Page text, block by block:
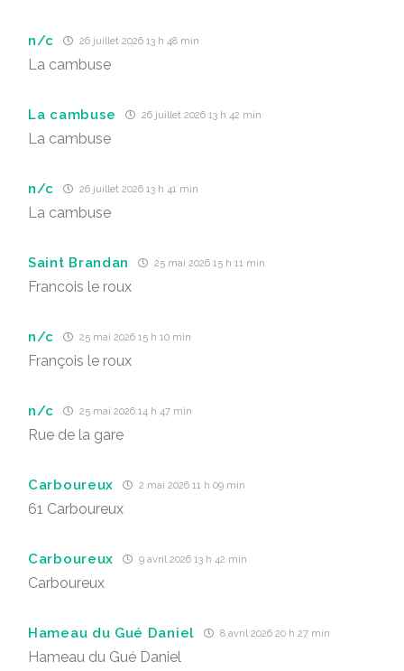
n/c 26 juillet 2026 13 h 48 min
La cambuse
La cambuse 26 juillet 2026 13 h 42 min
La cambuse
n/c 26 juillet 2026 13 h 41 min
La cambuse
Saint Brandan 25 mai 2026 15 h 11 min
Francois le roux
n/c 25 mai 2026 15 h 10 min
François le roux
n/c 25 mai 2026 14 h 47 min
Rue de la gare
Carboureux 2 mai 2026 11 h 09 min
61 Carboureux
Carboureux 9 avril 2026 13 h 42 min
Carboureux
Hameau du Gué Daniel 8 avril 2026 20 h 27 min
Hameau du Gué Daniel